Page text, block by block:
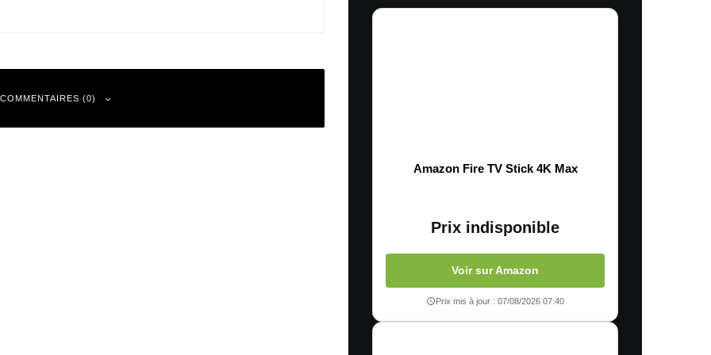
(0)
Amazon Fire TV Stick 4K Max
Prix indisponible
Voir sur Amazon
Prix mis à jour : 07/08/2026 07:40